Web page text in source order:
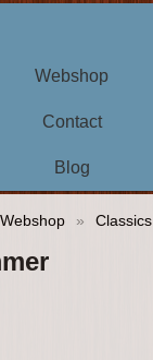
Webshop
Contact
Blog
Webshop » Classics